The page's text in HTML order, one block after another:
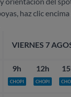
haz clic
VIERNES 7
9h
CHOPI
12h
CHOPI